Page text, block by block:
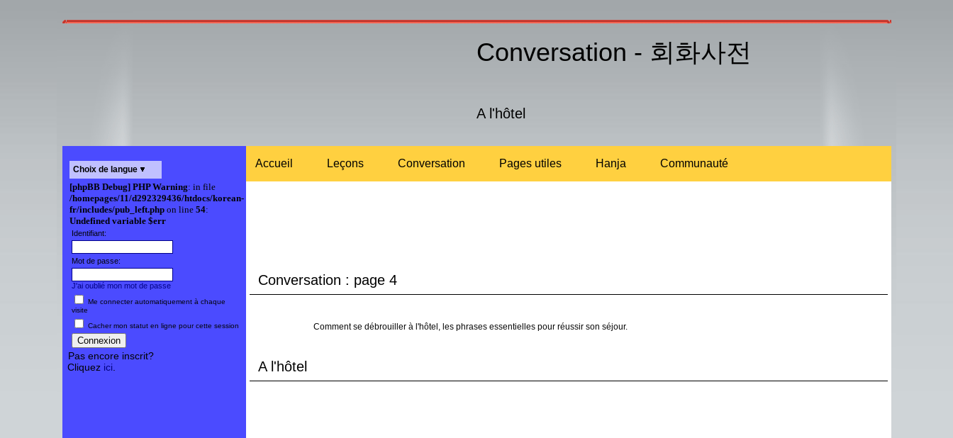
Conversation - 회화사전
A l'hôtel
Choix de langue
[phpBB Debug] PHP Warning: in file
/homepages/11/d292329436/htdocs/korean-
fr/includes/pub_left.phpon line 54:
Undefined variable $err
Identifiant:
Mot de passe:
J'ai oublié mon mot de passe
Me connecter automatiquement à chaque
visite
Cacher mon statut en ligne pour cette session
Pas encore inscrit?
Cliquez ici
Accueil Leçons Conversation Pages utiles Hanja Communauté
Conversation : page 4
Comment se débrouiller à l'hôtel, les phrases essentielles pour réussir son séjour.
A l'hôtel